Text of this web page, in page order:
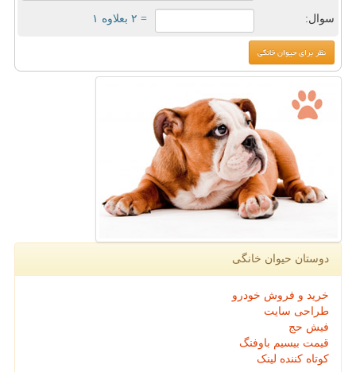
سوال: = ۲ بعلاوه ۱
دوستان حیوان خانگی
خرید و فروش خودرو
طراحی سایت
فیش حج
قیمت بیسیم باوفنگ
کوتاه کننده لینک